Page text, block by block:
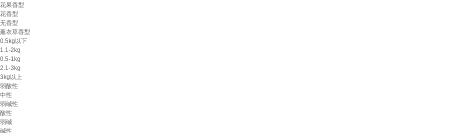
花果香型
花香型
无香型
薰衣草香型
0.5kg以下
1.1-2kg
0.5-1kg
2.1-3kg
3kg以上
弱酸性
中性
弱碱性
酸性
弱碱
碱性